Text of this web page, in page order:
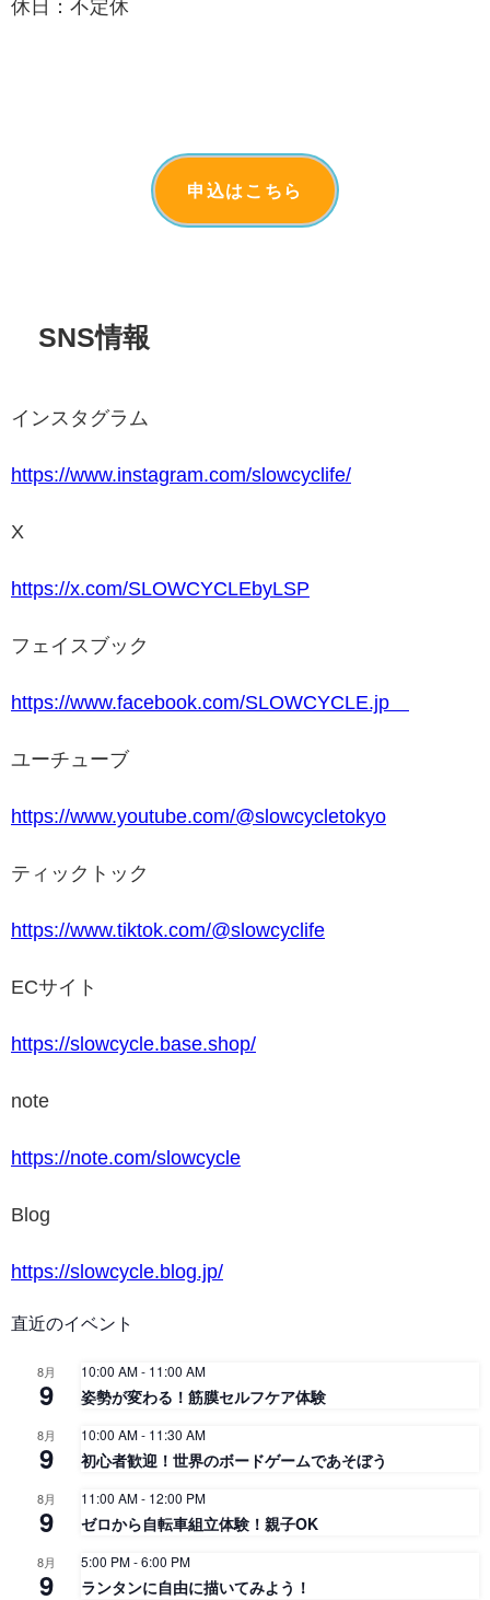
休日：不定休
申込はこちら
SNS情報
インスタグラム
https://www.instagram.com/slowcyclife/
X
https://x.com/SLOWCYCLEbyLSP
フェイスブック
https://www.facebook.com/SLOWCYCLE.jp
ユーチューブ
https://www.youtube.com/@slowcycletokyo
ティックトック
https://www.tiktok.com/@slowcyclife
ECサイト
https://slowcycle.base.shop/
note
https://note.com/slowcycle
Blog
https://slowcycle.blog.jp/
直近のイベント
8月
9
10:00 AM- 11:00 AM
姿勢が変わる！筋膜セルフケア体験
8月
9
10:00 AM- 11:30 AM
初心者歓迎！世界のボードゲームであそぼう
8月
9
11:00 AM- 12:00 PM
ゼロから自転車組立体験！親子OK
8月
9
5:00 PM-6:00 PM
ランタンに自由に描いてみよう！